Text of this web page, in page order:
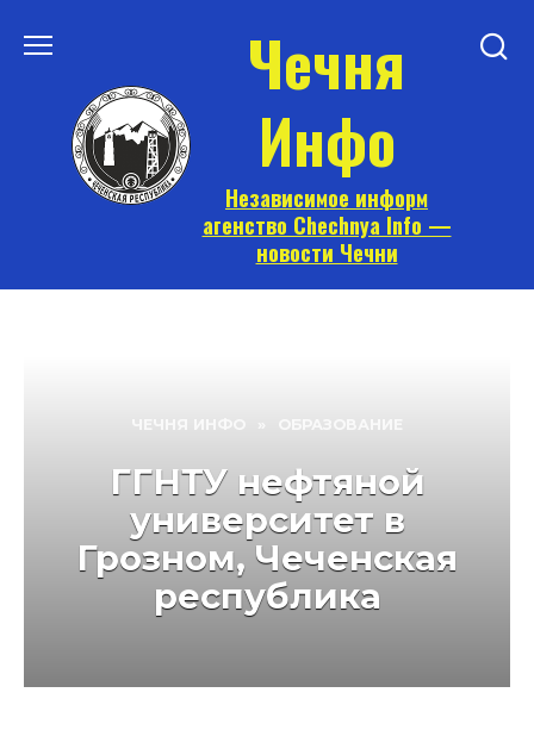
Чечня
Инфо
Независимое информ
агенство Chechnya Info —
новости Чечни
ГГНТУ нефтяной
университет в
Грозном, Чеченская
республика